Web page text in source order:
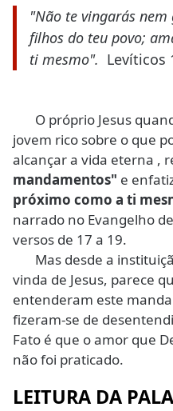
"Não te vingarás
filhos do teu povo;
ti mesmo". Levíticos
O próprio Jesus
jovem rico sobre o que
alcançar a vida eterna ,
mandamentos" e
próximo como a ti
narrado no Evangelho
versos de 17 a 19.
Mas desde a
vinda de Jesus, parece
entenderam este
fizeram-se de
Fato é que o amor que
não foi praticado.
LEITURA DA